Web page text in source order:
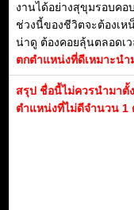
งานได้อย่างสุขุมรอบคอ
ช่วงนี้ของชีวิตจะต้องเห
น่าดู ต้องคอยลุ้นตลอดเว
ตกตำแหน่งที่ดีเหมาะนำ
สรุป ชื่อนี้ไม่ควรนำมาตั้
ตำแหน่งที่ไม่ดีจำนวน 1